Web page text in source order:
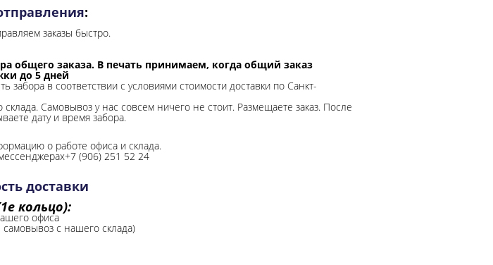
:
заказы быстро.
общего заказа. В печать принимаем, когда общий заказ
до 5 дней
забора в соответствии с условиями стоимости доставки по Санкт-
склада. Самовывоз у нас совсем ничего не стоит. Размещаете заказ. После
дату и время забора.
о работе офиса и склада.
(906) 251 52 24
доставки
кольцо):
офиса
с нашего склада)